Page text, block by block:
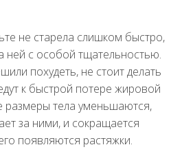
не старела слишком быстро,
ней с особой тщательностью.
похудеть, не стоит делать
к быстрой потере жировой
размеры тела уменьшаются,
за ними, и сокращается
появляются растяжки.